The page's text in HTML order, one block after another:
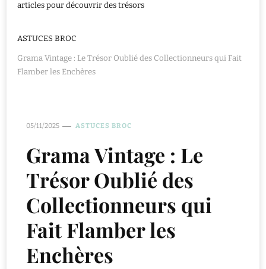
articles pour découvrir des trésors
ASTUCES BROC
Grama Vintage : Le Trésor Oublié des Collectionneurs qui Fait
Flamber les Enchères
05/11/2025 ASTUCES BROC
Grama Vintage : Le
Trésor Oublié des
Collectionneurs qui
Fait Flamber les
Enchères